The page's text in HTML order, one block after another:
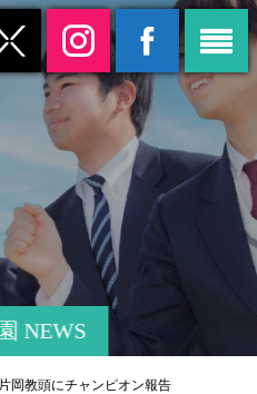
NEWS
岡教頭にチャンピオン報告